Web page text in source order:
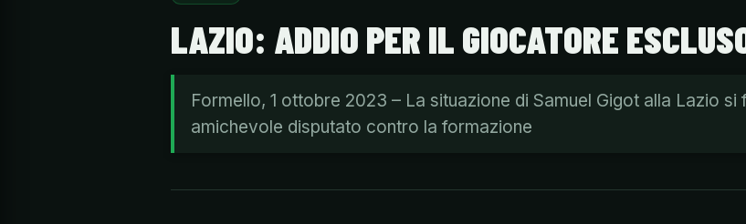
LAZIO: ADDIO PER IL GIOCATORE
Formello, 1 ottobre 2023 – La situazione di Samuel Gigot alla Lazio
amichevole disputato contro la formazione